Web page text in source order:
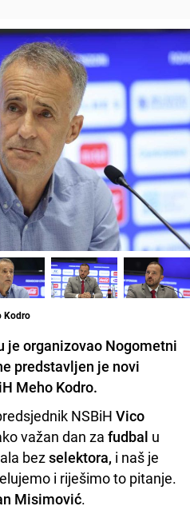
Kodro
je organizovao Nogometni
predstavljen je novi
Meho Kodro.
NSBiH Vico
važan dan za fudbal u
bezselektora, i naš je
i riješimo to pitanje.
Misimović.